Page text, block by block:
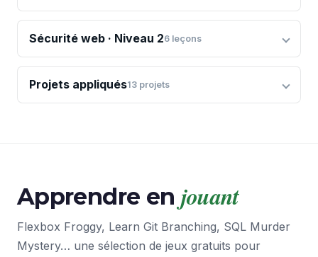
Sécurité web · Niveau 26 leçons
Projets appliqués13 projets
Apprendre en jouant
Flexbox Froggy, Learn Git Branching, SQL Murder
Mystery… une sélection de jeux gratuits pour